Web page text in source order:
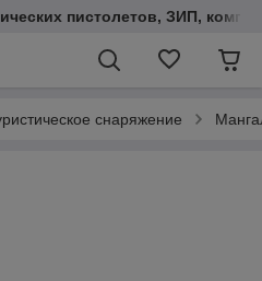
пистолетов, ЗИП,
снаряжение